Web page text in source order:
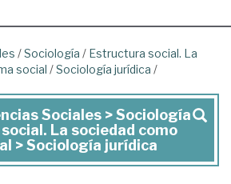
/Sociología / Estructura social. La
social /Sociología jurídica /
Sociales > Sociología
La sociedad como
> Sociología jurídica